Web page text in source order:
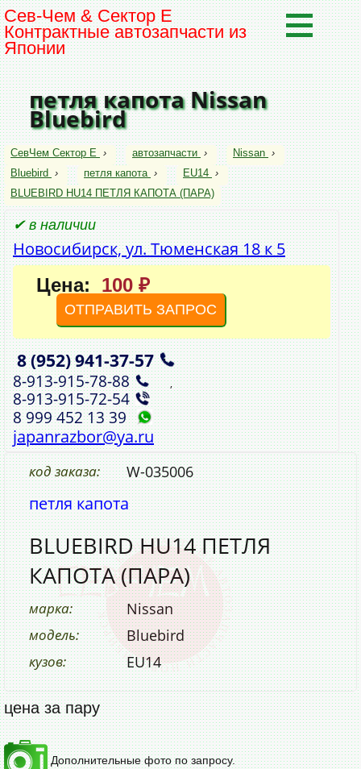
Сев-Чем & Сектор Е
Контрактные автозапчасти из
Японии
петля капота Nissan
Bluebird
СевЧем Сектор Е › автозапчасти › Nissan ›
Bluebird › петля капота › EU14 ›
BLUEBIRD HU14 ПЕТЛЯ КАПОТА (ПАРА)
✔ в наличии
Новосибирск, ул. Тюменская 18 к 5
Цена: 100 ₽
ОТПРАВИТЬ ЗАПРОС
8 (952)941‑37‑57 ,
8‑913‑915‑78‑88 ,
8‑913‑915‑72‑54
8 999 452 13 39
japanrazbor@ya.ru
код заказа: W-035006
петля капота
BLUEBIRD HU14 ПЕТЛЯ
КАПОТА (ПАРА)
марка: Nissan
модель: Bluebird
кузов: EU14
цена за пару
Дополнительные фото по запросу.